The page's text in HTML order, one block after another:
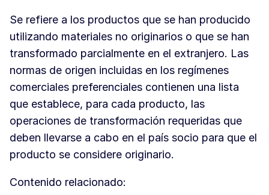
Se refiere a los productos que se han producido
utilizando materiales no originarios o que se han
transformado parcialmente en el extranjero. Las
normas de origen incluidas en los regímenes
comerciales preferenciales contienen una lista
que establece, para cada producto, las
operaciones de transformación requeridas que
deben llevarse a cabo en el país socio para que el
producto se considere originario.
Contenido relacionado: